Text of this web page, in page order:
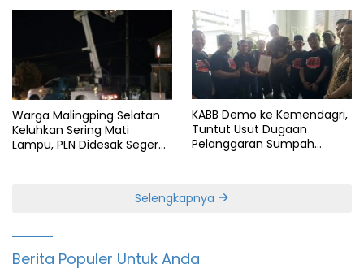
Warga Malingping Selatan
Keluhkan Sering Mati
Lampu, PLN Didesak Segera
KABB Demo ke Kemendagri,
Tuntut Usut Dugaan
Pelanggaran Sumpah
Selengkapnya
Berita Populer Untuk Anda